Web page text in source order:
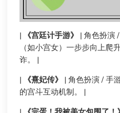
| 《宫廷计手游》 | 角色扮演
（如小宫女）一步步向上爬
诈。 |
|
《熹妃传》 | 角色扮演 / 手
的宫斗互动机制。 |